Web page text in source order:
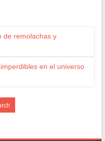
de remolachas y
en el universo